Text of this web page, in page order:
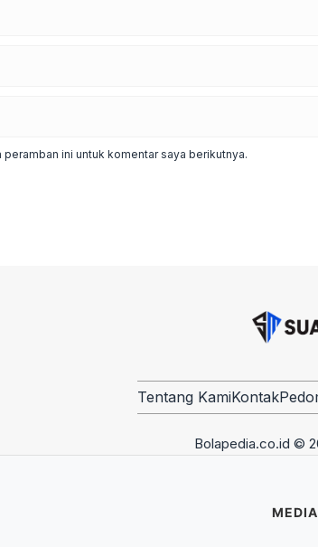
ini untuk komentar saya berikutnya.
Tentang KamiKontak
Bolapedia.co.id ©